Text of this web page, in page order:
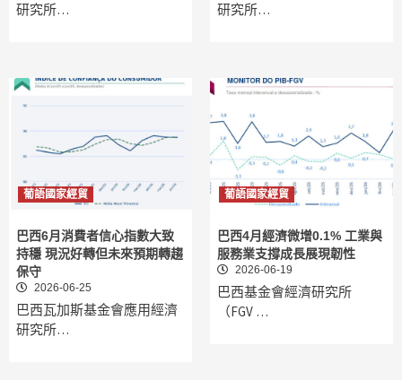
研究所…
研究所…
葡語國家經貿
巴西6月消費者信心指數大致
持穩 現況好轉但未來預期轉趨
保守
2026-06-25
巴西瓦加斯基金會應用經濟
研究所…
葡語國家經貿
巴西4月經濟微增0.1% 工業與
服務業支撐成長展現韌性
2026-06-19
巴西基金會經濟研究所
（FGV …